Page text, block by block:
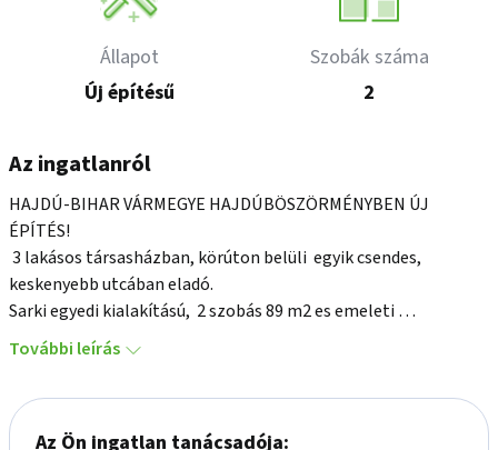
Állapot
Új építésű
Szobák száma
2
Az ingatlanról
HAJDÚ-BIHAR VÁRMEGYE HAJDÚBÖSZÖRMÉNYBEN ÚJ
ÉPÍTÉS!
3 lakásos társasházban, körúton belüli  egyik csendes,
keskenyebb utcában eladó.
Sarki egyedi kialakítású,  2 szobás 89 m2 es emeleti
hálószobákkal, szenkcionált garázs kapuval 19m2.
lakásokat, praktikus szempontokat figyelembe véve
alakították, hogy családias igazi otthont. Gépészete,
További leírás
Az Ön ingatlan tanácsadója: